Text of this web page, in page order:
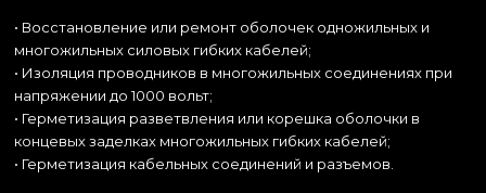
• Восстановление или ремонт оболочек одножильных и
многожильных силовых гибких кабелей;
• Изоляция проводников в многожильных соединениях при
напряжении до 1000 вольт;
• Герметизация разветвления или корешка оболочки в
концевых заделках многожильных гибких кабелей;
• Герметизация кабельных соединений и разъемов.